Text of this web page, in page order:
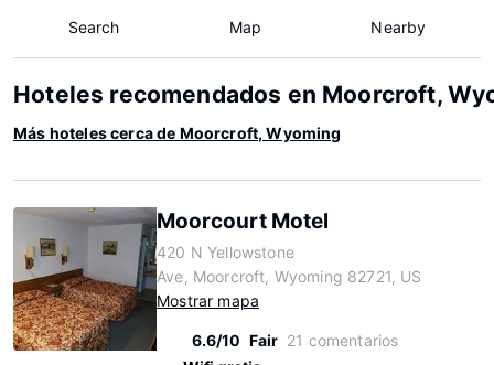
Search Map Nearby
Hoteles recomendados en Moorcroft,
Más hoteles cerca de Moorcroft, Wyoming
Moorcourt Motel
420 N Yellowstone
Ave, Moorcroft, Wyoming 82721, US
Mostrar mapa
6.6/10 Fair 21 comentarios